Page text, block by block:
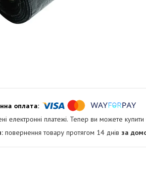
електронні платежі. Тепер ви можете
повернення товару протягом 14 днів за